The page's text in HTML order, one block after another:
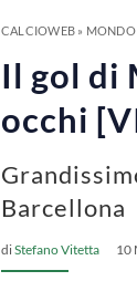
CALCIOWEB» MONDO
Il gol di
occhi
Barcellona
diStefano Vitetta 10